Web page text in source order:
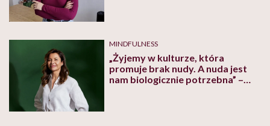
MINDFULNESS
„Żyjemy w kulturze, która
promuje brak nudy. A nuda jest
nam biologicznie potrzebna” –